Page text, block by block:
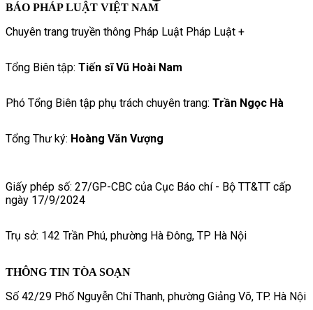
BÁO PHÁP LUẬT VIỆT NAM
Chuyên trang truyền thông Pháp Luật Pháp Luật +
Tổng Biên tập: Tiến sĩ Vũ Hoài Nam
Phó Tổng Biên tập phụ trách chuyên trang: Trần Ngọc Hà
Tổng Thư ký: Hoàng Văn Vượng
Giấy phép số: 27/GP-CBC của Cục Báo chí - Bộ TT&TT cấp
ngày 17/9/2024
Trụ sở: 142 Trần Phú, phường Hà Đông, TP Hà Nội
THÔNG TIN TÒA SOẠN
Số 42/29 Phố Nguyễn Chí Thanh, phường Giảng Võ, TP. Hà Nội